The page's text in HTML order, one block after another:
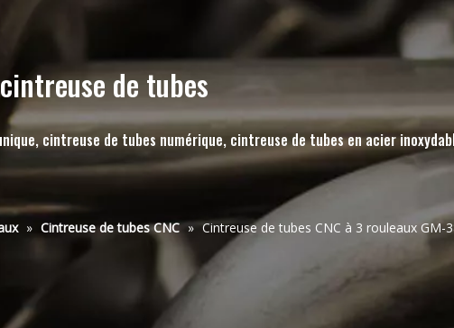
de tubes
cintreuse de tubes numérique, cintreuse de tubes en acier
» Cintreuse de tubes CNC » Cintreuse de tubes CNC à 3 rouleaux GM-